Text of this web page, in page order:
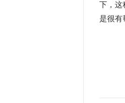
下，这
是很有